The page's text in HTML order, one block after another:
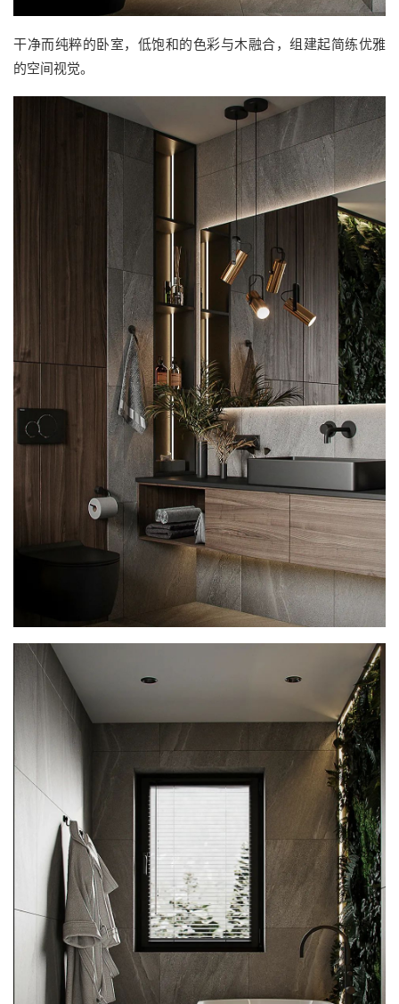
干净而纯粹的卧室，低饱和的色彩与木融合，组建起简练优雅
的空间视觉。